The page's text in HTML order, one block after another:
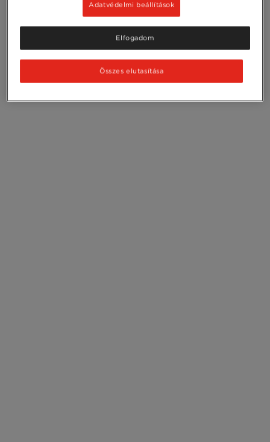
Adatvédelmi beállítások
Összes elutasítása
Elfogadom